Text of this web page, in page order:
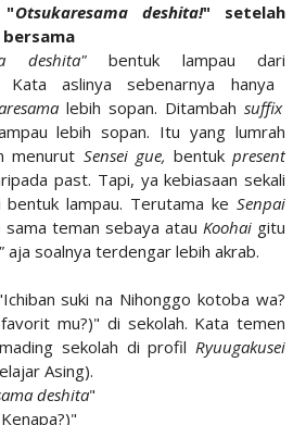
"Otsukaresama deshita!" setelah
deshita"bentuk lampau dari
Kata aslinya sebenarnya hanya
lebih sopan. Ditambah suffix
lebih sopan. Itu yang lumrah
menurut Sensei gue, bentukpresent
past. Tapi, ya kebiasaan sekali
lampau. Terutama ke Senpai
sama teman sebaya atau Koohai gitu
aja soalnya terdengar lebih akrab.
suki na Nihonggo kotoba wa?
mu?)" di sekolah. Kata temen
sekolah di profilRyuugakusei
Asing).
deshita"